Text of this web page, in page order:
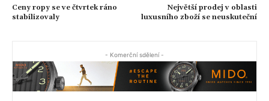
Ceny ropy se ve čtvrtek ráno
stabilizovaly
Největší prodej v oblasti
luxusního zboží se neuskuteční
- Komerční sdělení -